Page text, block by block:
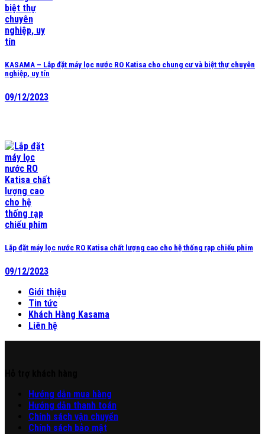
KASAMA – Lắp đặt máy lọc nước RO Katisa cho chung cư và biệt thự chuyên
nghiệp, uy tín
09/12/2023
Lắp đặt máy lọc nước RO Katisa chất lượng cao cho hệ thống rạp chiếu phim
09/12/2023
Giới thiệu
Tin tức
Khách Hàng Kasama
Liên hệ
Hướng dẫn mua hàng
Hướng dẫn thanh toán
Chính sách vận chuyển
Chính sách bảo mật